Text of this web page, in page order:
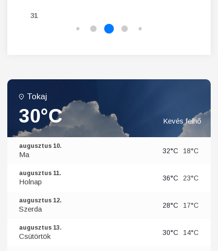
31
Tokaj
30°C Kevés felhő
augusztus 10.
Ma 32°C 18°C
augusztus 11.
Holnap 36°C 23°C
augusztus 12.
Szerda 28°C 17°C
augusztus 13.
Csütörtök 30°C 14°C